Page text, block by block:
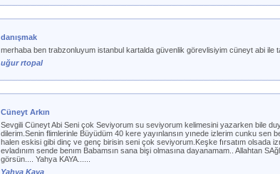
danışmak
merhaba ben trabzonluyum istanbul kartalda güvenlik görevlisiyim cüneyt abi ile
uğur rtopal
Cüneyt Arkın
Sevgili Cüneyt Abi Seni çok Seviyorum su seviyorum kelimesini yazarken bile
dilerim.Senin flimlerinle Büyüdüm 40 kere yayınlansın yınede izlerim cunku sen
halen eskisi gibi dinç ve genç birisin seni çok seviyorum.Keşke fırsatım olsada
evladınım sende benım Babamsın sana bişi olmasına dayanamam.. Allahtan
görsün.... Yahya KAYA......
Yahya Kaya